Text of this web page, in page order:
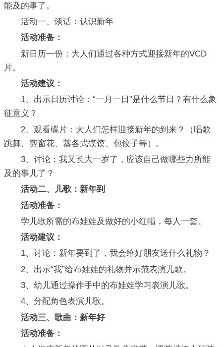
能及的事了。
活动一、谈话：认识新年
活动准备：
新日历一份；大人们通过各种方式迎接新年的VCD
片。
活动建议：
1、出示日历讨论：“一月一日”是什么节日？有什么象
征意义？
2、观看碟片：大人们怎样迎接新年的到来？（唱歌
跳舞、剪窗花、蒸各式馍馍、包饺子等）。
3、讨论：我又长大一岁了，应该自己做哪些力所能
及的事儿了？
活动二、儿歌：新年到
活动准备：
学儿歌所需的布娃娃及做好的小红帽，每人一套。
活动建议：
1、讨论：新年要到了，我会给好朋友送什么礼物？
2、出示“我”给布娃娃的礼物并示范表演儿歌。
3、幼儿通过操作手中的布娃娃学习表演儿歌。
4、分配角色表演儿歌。
活动三、歌曲：新年好
活动准备：